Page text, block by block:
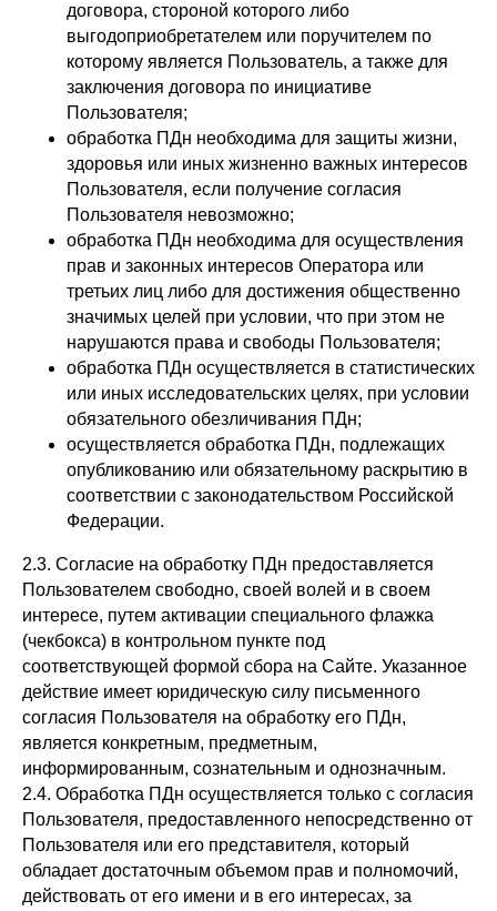
договора, стороной которого либо
выгодоприобретателем или поручителем по
которому является Пользователь, а также для
заключения договора по инициативе
Пользователя;
обработка ПДн необходима для защиты жизни,
здоровья или иных жизненно важных интересов
Пользователя, если получение согласия
Пользователя невозможно;
обработка ПДн необходима для осуществления
прав и законных интересов Оператора или
третьих лиц либо для достижения общественно
значимых целей при условии, что при этом не
нарушаются права и свободы Пользователя;
обработка ПДн осуществляется в статистических
или иных исследовательских целях, при условии
обязательного обезличивания ПДн;
осуществляется обработка ПДн, подлежащих
опубликованию или обязательному раскрытию в
соответствии с законодательством Российской
Федерации.
2.3. Согласие на обработку ПДн предоставляется
Пользователем свободно, своей волей и в своем
интересе, путем активации специального флажка
(чекбокса) в контрольном пункте под
соответствующей формой сбора на Сайте. Указанное
действие имеет юридическую силу письменного
согласия Пользователя на обработку его ПДн,
является конкретным, предметным,
информированным, сознательным и однозначным.
2.4. Обработка ПДн осуществляется только с согласия
Пользователя, предоставленного непосредственно от
Пользователя или его представителя, который
обладает достаточным объемом прав и полномочий,
действовать от его имени и в его интересах, за